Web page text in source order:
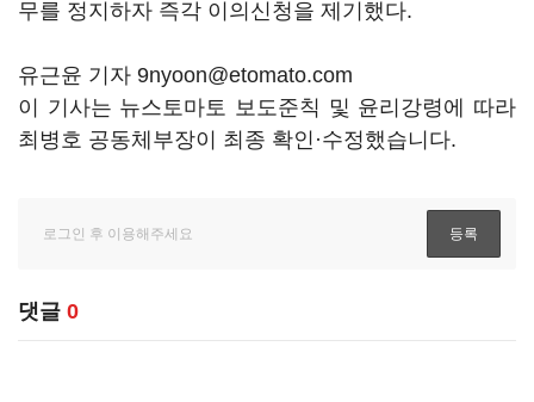
무를 정지하자 즉각 이의신청을 제기했다.
유근윤 기자 9nyoon@etomato.com
이 기사는 뉴스토마토 보도준칙 및 윤리강령에 따라
최병호 공동체부장이 최종 확인·수정했습니다.
댓글 0